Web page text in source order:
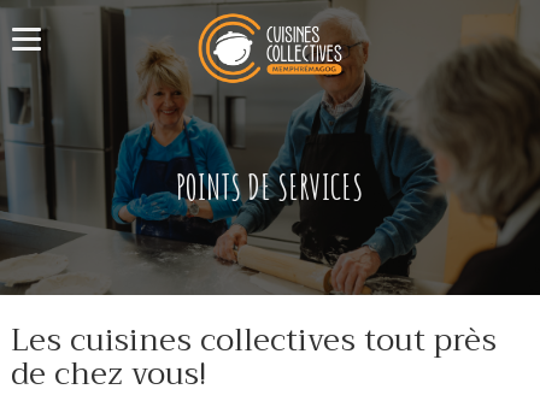
POINTS DE SERVICES
Les cuisines collectives tout près
de chez vous!